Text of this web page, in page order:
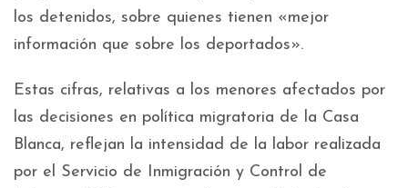
los detenidos, sobre quienes tienen «mejor
información que sobre los deportados».
Estas cifras, relativas a los menores afectados por
las decisiones en política migratoria de la Casa
Blanca, reflejan la intensidad de la labor realizada
por el Servicio de Inmigración y Control de